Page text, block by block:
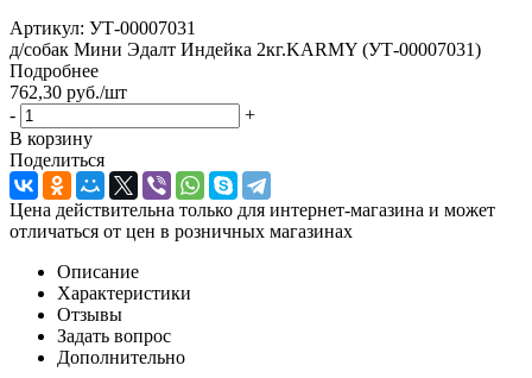
Артикул: УТ-00007031
д/собак Мини Эдалт Индейка 2кг.KARMY (УТ-00007031)
Подробнее
762,30 руб./шт
-
+
В корзину
Поделиться
Цена действительна только для интернет-магазина и может
отличаться от цен в розничных магазинах
Описание
Характеристики
Отзывы
Задать вопрос
Дополнительно